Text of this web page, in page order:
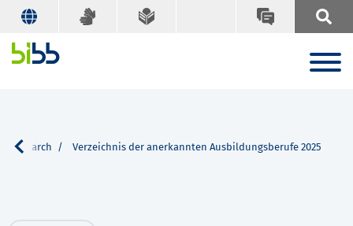
Search Verzeichnis der anerkannten Ausbildungsberufe 2025